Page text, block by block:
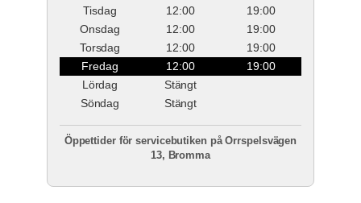
Tisdag
12:00
19:00
Onsdag
12:00
19:00
Torsdag
12:00
19:00
Fredag
12:00
19:00
Lördag
Stängt
Söndag
Stängt
Öppettider för servicebutiken på Orrspelsvägen
13, Bromma